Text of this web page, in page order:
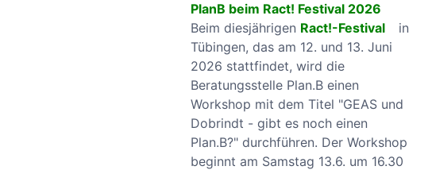
PlanB beim Ract! Festival 2026
Beim diesjährigen Ract!-Festival
in
Tübingen, das am 12. und 13. Juni
2026 stattfindet, wird die
Beratungsstelle Plan.B einen
Workshop mit dem Titel "GEAS und
Dobrindt - gibt es noch einen
Plan.B?" durchführen. Der Workshop
beginnt am Samstag 13.6. um 16.30